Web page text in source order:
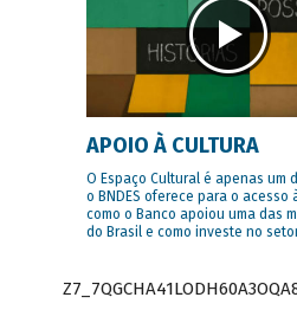
APOIO À CULTURA
O Espaço Cultural é apenas um
o BNDES oferece para o acesso
como o Banco apoiou uma das
do Brasil e como investe no